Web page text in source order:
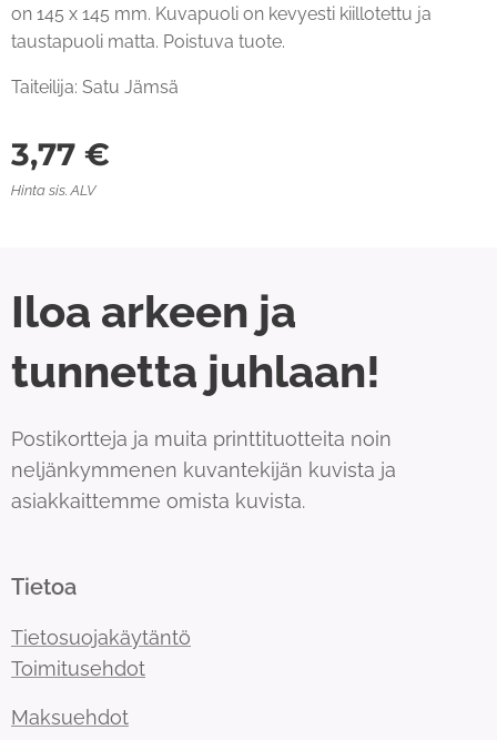
on 145 x 145 mm. Kuvapuoli on kevyesti kiillotettu ja
taustapuoli matta. Poistuva tuote.
Taiteilija: Satu Jämsä
3,77 €
Hinta sis. ALV
Iloa arkeen ja
tunnetta juhlaan!
Postikortteja ja muita printtituotteita noin
neljänkymmenen kuvantekijän kuvista ja
asiakkaittemme omista kuvista.
Tietoa
Tietosuojakäytäntö
Toimitusehdot
Maksuehdot